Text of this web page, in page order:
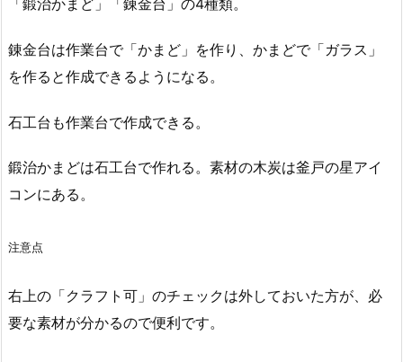
「鍛治かまど」「錬金台」の4種類。
錬金台は作業台で「かまど」を作り、かまどで「ガラス」
を作ると作成できるようになる。
石工台も作業台で作成できる。
鍛治かまどは石工台で作れる。素材の木炭は釜戸の星アイ
コンにある。
注意点
右上の「クラフト可」のチェックは外しておいた方が、必
要な素材が分かるので便利です。